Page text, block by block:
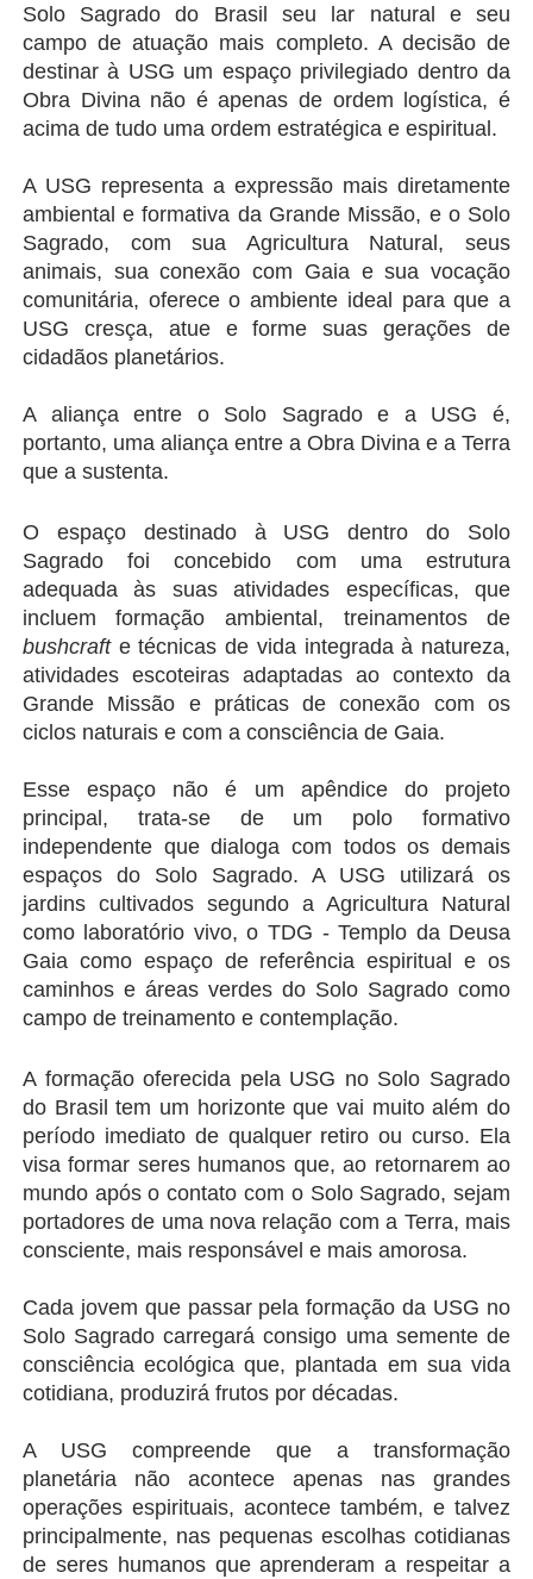
Solo Sagrado do Brasil seu lar natural e seu
campo de atuação mais completo. A decisão de
destinar à USG um espaço privilegiado dentro da
Obra Divina não é apenas de ordem logística, é
acima de tudo uma ordem estratégica e espiritual.
A USG representa a expressão mais diretamente
ambiental e formativa da Grande Missão, e o Solo
Sagrado, com sua Agricultura Natural, seus
animais, sua conexão com Gaia e sua vocação
comunitária, oferece o ambiente ideal para que a
USG cresça, atue e forme suas gerações de
cidadãos planetários.
A aliança entre o Solo Sagrado e a USG é,
portanto, uma aliança entre a Obra Divina e a Terra
que a sustenta.
O espaço destinado à USG dentro do Solo
Sagrado foi concebido com uma estrutura
adequada às suas atividades específicas, que
bushcraft e técnicas de vida integrada à natureza,
atividades escoteiras adaptadas ao contexto da
Grande Missão e práticas de conexão com os
ciclos naturais e com a consciência de Gaia.
Esse espaço não é um apêndice do projeto
principal, trata-se de um polo formativo
independente que dialoga com todos os demais
espaços do Solo Sagrado. A USG utilizará os
jardins cultivados segundo a Agricultura Natural
como laboratório vivo, o TDG - Templo da Deusa
Gaia como espaço de referência espiritual e os
caminhos e áreas verdes do Solo Sagrado como
campo de treinamento e contemplação.
A formação oferecida pela USG no Solo Sagrado
do Brasil tem um horizonte que vai muito além do
período imediato de qualquer retiro ou curso. Ela
visa formar seres humanos que, ao retornarem ao
mundo após o contato com o Solo Sagrado, sejam
portadores de uma nova relação com a Terra, mais
consciente, mais responsável e mais amorosa.
Cada jovem que passar pela formação da USG no
Solo Sagrado carregará consigo uma semente de
consciência ecológica que, plantada em sua vida
cotidiana, produzirá frutos por décadas.
A USG compreende que a transformação
planetária não acontece apenas nas grandes
operações espirituais, acontece também, e talvez
principalmente, nas pequenas escolhas cotidianas
de seres humanos que aprenderam a respeitar a